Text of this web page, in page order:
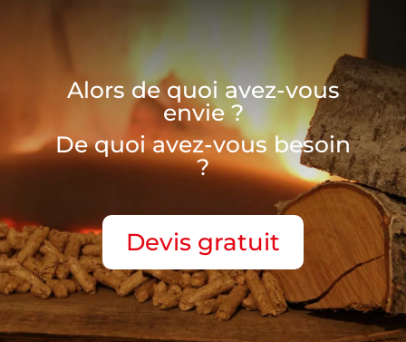
Alors de quoi avez-vous
envie ?
De quoi avez-vous besoin
?
Devis gratuit